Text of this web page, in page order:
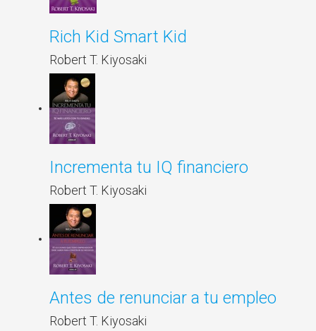
Rich Kid Smart Kid
Robert T. Kiyosaki
Incrementa tu IQ financiero
Robert T. Kiyosaki
Antes de renunciar a tu empleo
Robert T. Kiyosaki